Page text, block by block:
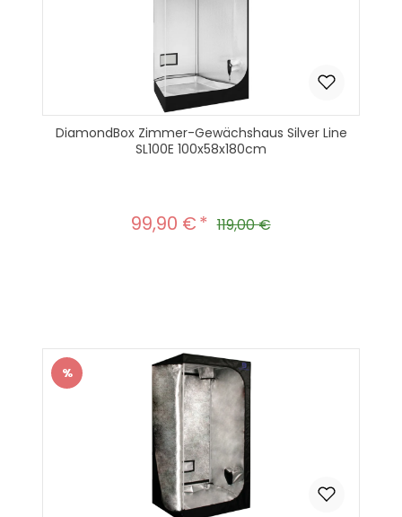
DiamondBox Zimmer-Gewächshaus Silver Line
SL100E 100x58x180cm
Verkaufspreis:
99,90 € Regulärer Preis:
119,00 €
Rabatt
%